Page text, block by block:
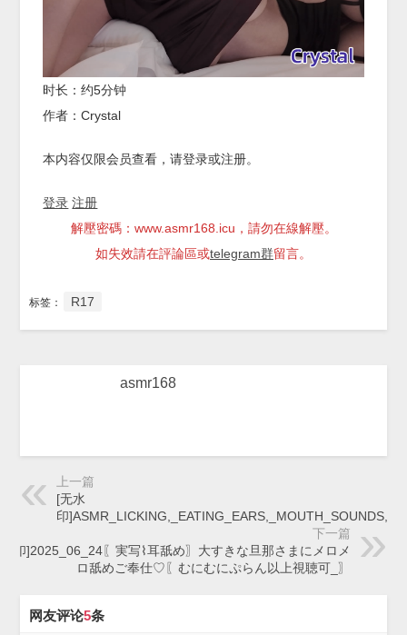
时长：约5分钟
作者：Crystal
本内容仅限会员查看，请登录或注册。
登录 注册
解壓密碼：www.asmr168.icu，請勿在線解壓。
如失效請在評論區或telegram群留言。
标签： R17
asmr168
上一篇
[无水
印
下一篇
印]2025_06_24〖実写⌇耳舐め〗大すきな旦那さまにメロメ
ロ舐めご奉仕♡〖むにむにぷらん以上視聴可_〗
网友评论5条